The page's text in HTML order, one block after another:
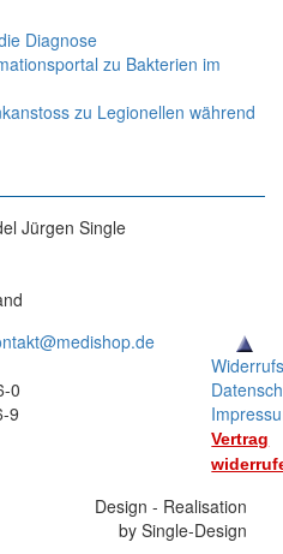
Diagnose
zu Bakterien im
zu Legionellen während
Jürgen Single
0
9
Vertrag
Design - Realisation
by Single-Design